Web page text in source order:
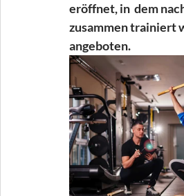
eröffnet, in  dem
zusammen trainiert
angeboten.